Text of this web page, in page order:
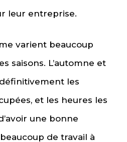
leur entreprise.
varient beaucoup
saisons. L’automne et
les
et les heures les
une bonne
de travail à